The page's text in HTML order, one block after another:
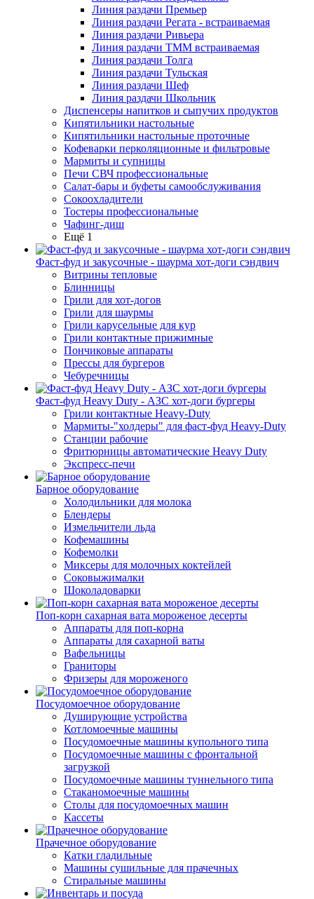
Линия раздачи Премьер
Линия раздачи Регата - встраиваемая
Линия раздачи Ривьера
Линия раздачи ТММ встраиваемая
Линия раздачи Толга
Линия раздачи Тульская
Линия раздачи Шеф
Линия раздачи Школьник
Диспенсеры напитков и сыпучих продуктов
Кипятильники настольные
Кипятильники настольные проточные
Кофеварки перколяционные и фильтровые
Мармиты и супницы
Печи СВЧ профессиональные
Салат-бары и буфеты самообслуживания
Сокоохладители
Тостеры профессиональные
Чафинг-диш
Ещё 1
Фаст-фуд и закусочные - шаурма хот-доги сэндвич
Витрины тепловые
Блинницы
Грили для хот-догов
Грили для шаурмы
Грили карусельные для кур
Грили контактные прижимные
Пончиковые аппараты
Прессы для бургеров
Чебуречницы
Фаст-фуд Heavy Duty - АЗС хот-доги бургеры
Грили контактные Heavy-Duty
Мармиты-"холдеры" для фаст-фуд Heavy-Duty
Станции рабочие
Фритюрницы автоматические Heavy Duty
Экспресс-печи
Барное оборудование
Холодильники для молока
Блендеры
Измельчители льда
Кофемашины
Кофемолки
Миксеры для молочных коктейлей
Соковыжималки
Шоколадоварки
Поп-корн сахарная вата мороженое десерты
Аппараты для поп-корна
Аппараты для сахарной ваты
Вафельницы
Граниторы
Фризеры для мороженого
Посудомоечное оборудование
Душирующие устройства
Котломоечные машины
Посудомоечные машины купольного типа
Посудомоечные машины с фронтальной
загрузкой
Посудомоечные машины туннельного типа
Стаканомоечные машины
Столы для посудомоечных машин
Кассеты
Прачечное оборудование
Катки гладильные
Машины сушильные для прачечных
Стиральные машины